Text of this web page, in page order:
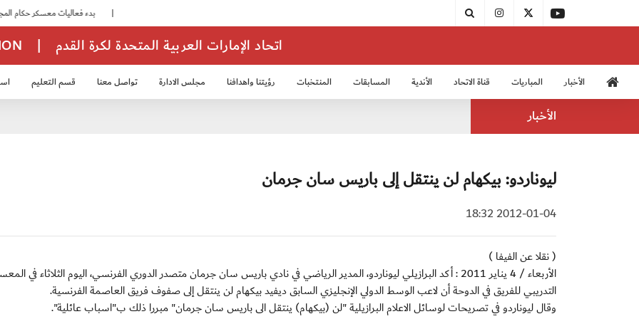
بدء فعاليات معسكر حكام المجموعة الثانية
| اتحاد الإمارات العربية المتحدة لكرة القدم
الأخبار المباريات قناة الاتحاد الأندية المسابقات المنتخبات رؤيتنا واهدافنا مجلس الادارة تواصل معنا قسم التعليم
الأخبار
ليوناردو: بيكهام لن ينتقل إلى باريس سان جرمان
2012-01-04 18:32
( نقلا عن الفيفا )
الأربعاء / 4 يناير 2011 : أكد البرازيلي ليوناردو، المدير الرياضي في نادي باريس سان جرمان متصدر الدوري الفرنسي، اليوم الثلاثاء في
التدريبي للفريق في الدوحة أن لاعب الوسط الدولي الإنجليزي السابق ديفيد بيكهام لن ينتقل إلى صفوف فريق العاصمة الفرنسية.
وقال ليوناردو في تصريحات لوسائل الاعلام البرازيلية "لن (بيكهام) ينتقل الى باريس سان جرمان" مبررا ذلك ب"اسباب عائلية".